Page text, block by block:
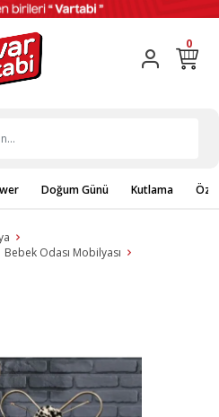
0
Doğum Günü Kutlama
Bebek Odası Mobilyası